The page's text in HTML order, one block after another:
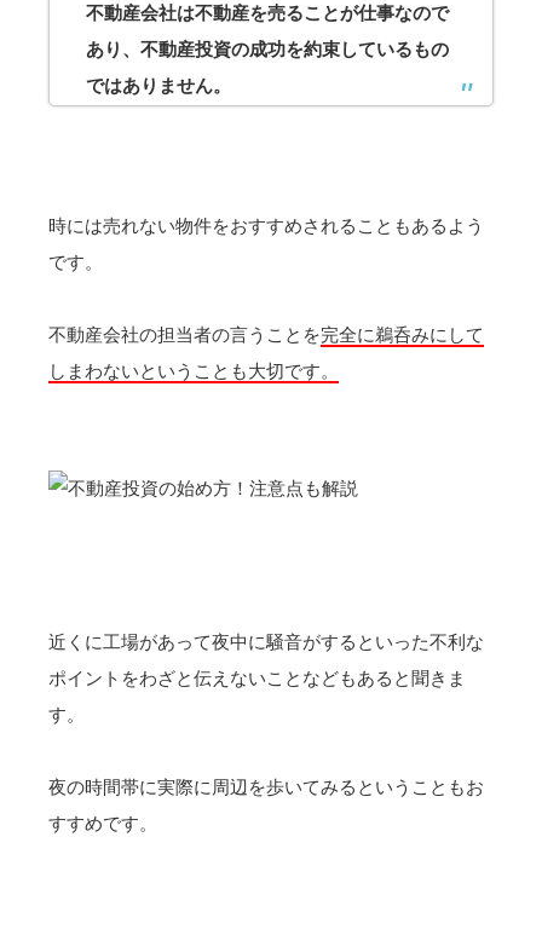
不動産会社は不動産を売ることが仕事なので
あり、不動産投資の成功を約束しているもの
ではありません。
時には売れない物件をおすすめされることもあるよう
です。
不動産会社の担当者の言うことを完全に鵜呑みにして
しまわないということも大切です。
近くに工場があって夜中に騒音がするといった不利な
ポイントをわざと伝えないことなどもあると聞きま
す。
夜の時間帯に実際に周辺を歩いてみるということもお
すすめです。